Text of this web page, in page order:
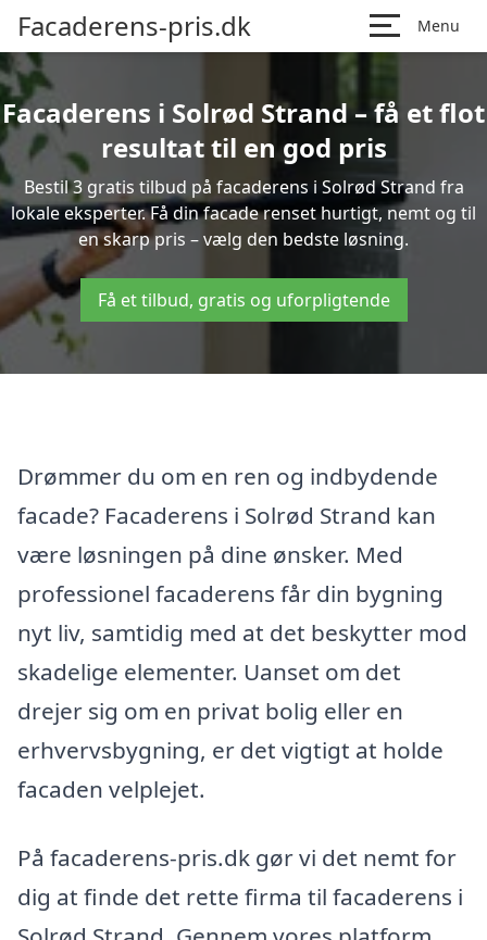
Facaderens-pris.dk Menu
Facaderens i Solrød Strand – få et flot
resultat til en god pris
Bestil 3 gratis tilbud på facaderens i Solrød Strand fra
lokale eksperter. Få din facade renset hurtigt, nemt og til
en skarp pris – vælg den bedste løsning.
Få et tilbud, gratis og uforpligtende
Drømmer du om en ren og indbydende
facade? Facaderens i Solrød Strand kan
være løsningen på dine ønsker. Med
professionel facaderens får din bygning
nyt liv, samtidig med at det beskytter mod
skadelige elementer. Uanset om det
drejer sig om en privat bolig eller en
erhvervsbygning, er det vigtigt at holde
facaden velplejet.
På facaderens-pris.dk gør vi det nemt for
dig at finde det rette firma til facaderens i